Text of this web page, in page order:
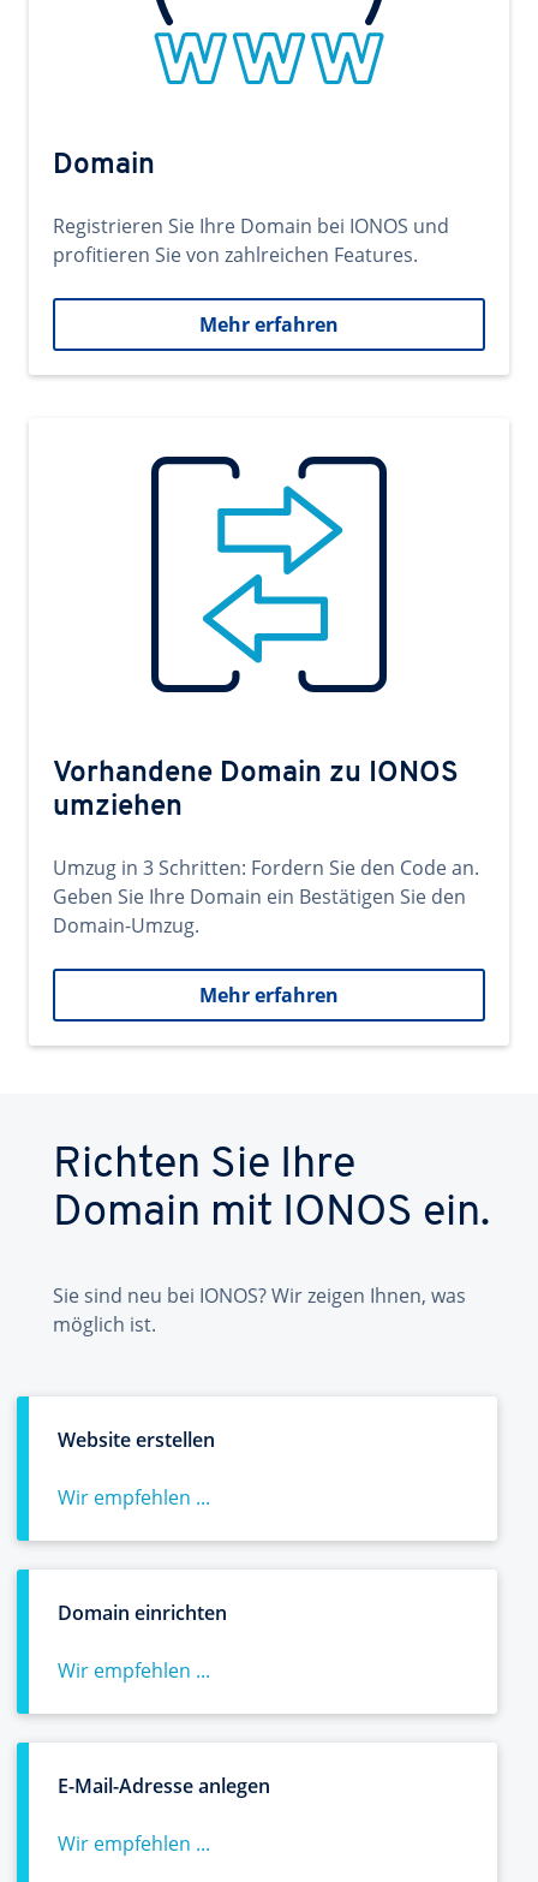
Domain
Registrieren Sie Ihre Domain bei IONOS und
profitieren Sie von zahlreichen Features.
Mehr erfahren
Vorhandene Domain zu IONOS
umziehen
Umzug in 3 Schritten: Fordern Sie den Code an.
Geben Sie Ihre Domain ein Bestätigen Sie den
Domain-Umzug.
Mehr erfahren
Richten Sie Ihre
Domain mit IONOS ein.
Sie sind neu bei IONOS? Wir zeigen Ihnen, was
möglich ist.
Website erstellen
Wir empfehlen ...
Domain einrichten
Wir empfehlen ...
E-Mail-Adresse anlegen
Wir empfehlen ...